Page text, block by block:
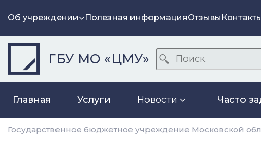
Об учреждении Полезная информацияОтзывы
ГБУ МО «ЦМУ»
Главная Услуги Новости Часто
Государственное бюджетное учреждение Московской